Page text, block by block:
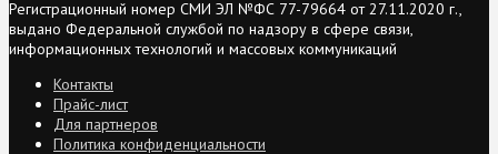
Регистрационный номер СМИ ЭЛ №ФС 77-79664 от 27.11.2020 г.,
выдано Федеральной службой по надзору в сфере связи,
информационных технологий и массовых коммуникаций
Контакты
Прайс-лист
Для партнеров
Политика конфиденциальности